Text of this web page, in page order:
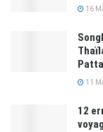
16
11
12